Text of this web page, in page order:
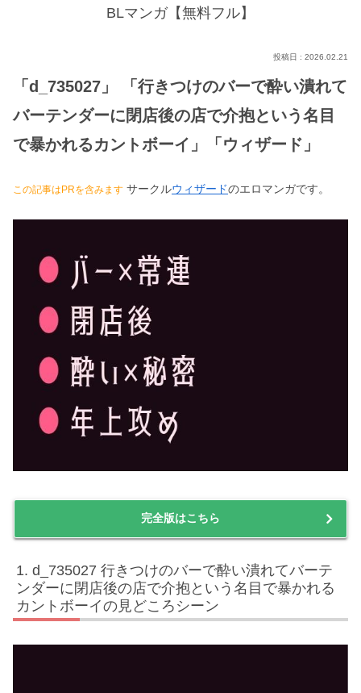
BLマンガ【無料フル】
2026.02.21
「d_735027」 「行きつけのバーで酔い潰れて
バーテンダーに閉店後の店で介抱という名目
で暴かれるカントボーイ」「ウィザード」
この記事はPRを含みます サークルウィザードのエロマンガです。
完全版はこちら
d_735027 行きつけのバーで酔い潰れてバーテ
ンダーに閉店後の店で介抱という名目で暴かれる
カントボーイの見どころシーン